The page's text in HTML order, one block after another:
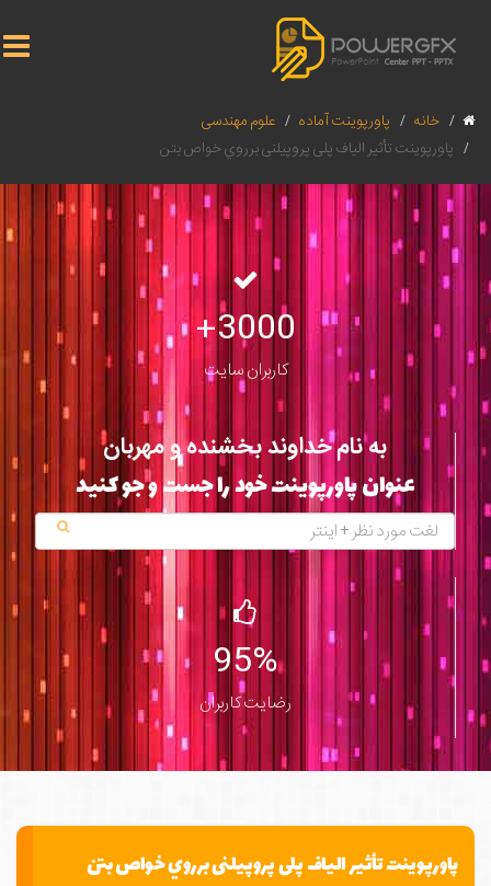
خانه پاورپوینت آماده
علوم مهندسی
پاورپوینت تأثیر الیاف پلی پروپیلنی برروي خواص بتن
3000+
کاربران سایت
به نام خداوند بخشنده و مهربان
عنوان پاورپوینت خود را جست و جو کنید
95%
رضایت کاربران
پاورپوینت تأثیر الیاف پلی پروپیلنی برروي خواص بتن